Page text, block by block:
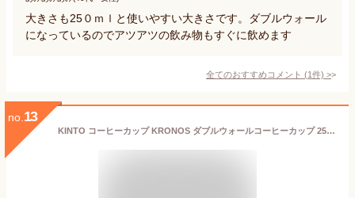
大きさも25０ｍｌと使いやすい大きさです。ダブルウォール
になっているのでアツアツの飲み物もすぐに飲めます
全てのおすすめコメント (1件) >
no. 13
KINTO コーヒーカップ KRONOS ダブルウォールコーヒーカップ 250ml 保温 保冷 グラス ダブルウォール 耐熱ガラス 結露防止 珈琲 コーヒー タンブラー ガラスコップ おしゃれ 食洗機可 電子レンジ可 キントー クロノス 23107